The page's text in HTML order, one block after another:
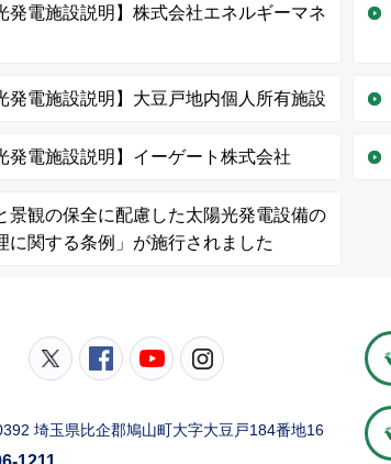
発電施設説明】株式会社エネルギーマネ
発電施設説明】大豆戸地内個人所有施設
発電施設説明】イーゲート株式会社
景観の保全に配慮した太陽光発電設備の
に関する条例」が施行されました
鳩山町
鳩山町公式Twitter
鳩山町公式Facebook
鳩山町公式YouTube
鳩山町公式Instagram
埼玉県比企郡鳩山町大字大豆戸184番地16